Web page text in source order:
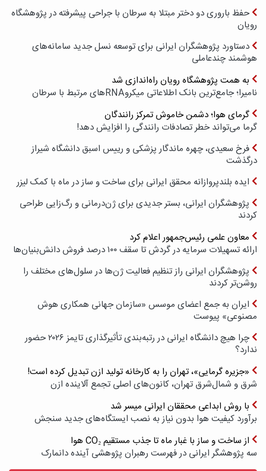
حفظ باروری دو دختر مبتلا به سرطان با جراحی پیشرفته در پژوهشگاه
رویان
دستاورد پژوهشگران ایرانی برای توسعه نسل جدید سامانه‌های
هوشمند چندعاملی
به همت پژوهشگاه رویان راه‌اندازی شد
نامیرا؛ جامع‌ترین بانک اطلاعاتی میکروRNAهای مرتبط با سرطان
گرمای هوا؛ دشمن خاموش تمرکز رانندگان
گرما می‌تواند خطر تصادفات رانندگی را افزایش دهد!
فرخ سعیدی، چهره ماندگار پزشکی و رییس اسبق دانشگاه شیراز
درگذشت
ایده بلندپروازانه محقق ایرانی برای ساخت و ساز در ماه با کمک لیزر
پژوهشگران ایرانی، بستر جدیدی برای ژن‌درمانی و رگ‌زایی طراحی
کردند
معاون علمی رئیس‌جمهور اعلام کرد
ارائه تسهیلات سرمایه در گردش تا سقف ۱۰۰ درصد فروش دانش‌بنیان‌ها
پژوهشگران ایرانی راز تنظیم فعالیت ژن‌ها در سلول‌های مختلف را
روشن‌تر کردند
ایران به جمع اعضای موسس «سازمان جهانی همکاری هوش
مصنوعی» پیوست
چرا هیچ دانشگاه ایرانی در رتبه‌بندی تأثیرگذاری تایمز ۲۰۲۶ حضور
ندارد؟
«جزیره گرمایی»، تهران را به کارخانه تولید ازن تبدیل کرده است!
شرق و شمال‌شرق تهران، کانون‌های اصلی تجمع آلاینده ازن
با روش ابداعی محققان ایرانی میسر شد
برآورد کیفیت هوا بدون نیاز به نصب ایستگاه‌های جدید سنجش
از ساخت و ساز با غبار ماه تا جذب مستقیم CO₂ هوا
سه پژوهشگر ایرانی در فهرست رهبران پژوهشی آینده دانمارک